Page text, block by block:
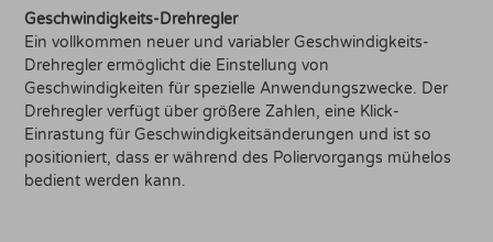
Geschwindigkeits-Drehregler
Ein vollkommen neuer und variabler Geschwindigkeits-
Drehregler ermöglicht die Einstellung von
Geschwindigkeiten für spezielle Anwendungszwecke. Der
Drehregler verfügt über größere Zahlen, eine Klick-
Einrastung für Geschwindigkeitsänderungen und ist so
positioniert, dass er während des Poliervorgangs mühelos
bedient werden kann.